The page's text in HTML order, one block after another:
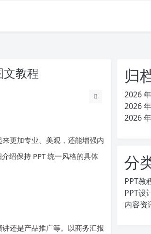
教程
更加专业、美观，还能增强内
绍保持 PPT 统一风格的具体
还是产品推广等。以商务汇报
归
2026
2026
2026
分
PPT教
PPT设
内容资